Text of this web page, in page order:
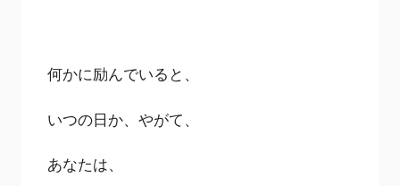
何かに励んでいると、
いつの日か、やがて、
あなたは、